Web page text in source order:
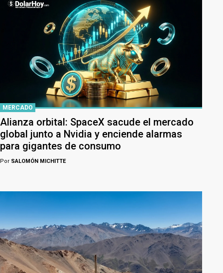
MERCADO
Alianza orbital: SpaceX sacude el mercado
global junto a Nvidia y enciende alarmas
para gigantes de consumo
Por SALOMÓN MICHITTE